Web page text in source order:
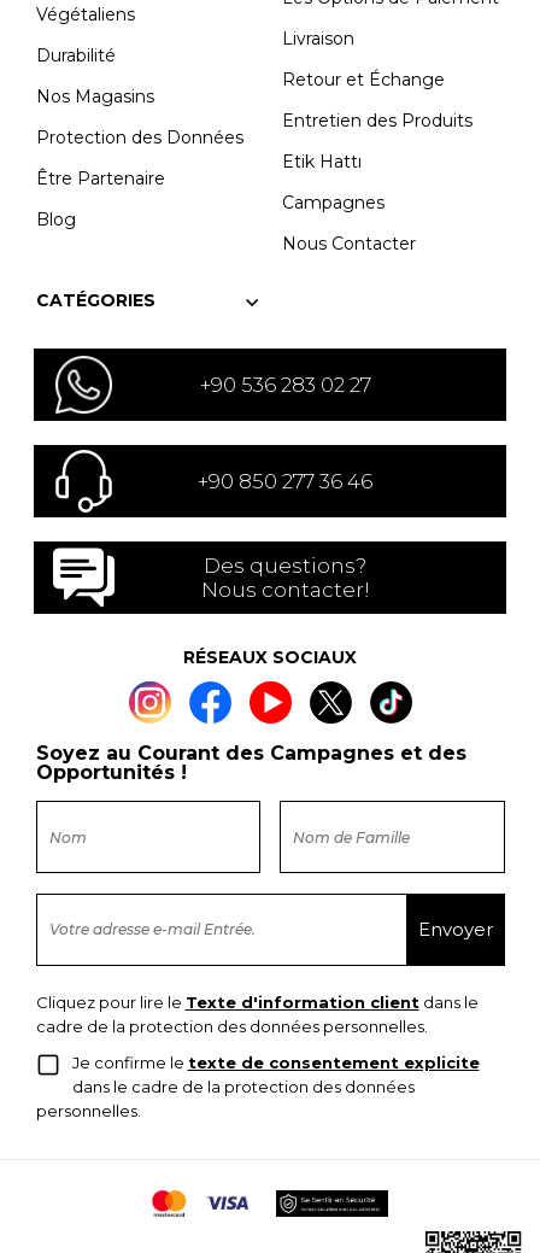
Végétaliens
Durabilité
Nos Magasins
Protection des Données
Être Partenaire
Blog
Livraison
Retour et Échange
Entretien des Produits
Etik Hattı
Campagnes
Nous Contacter
CATÉGORIES
+90 536 283 02 27
+90 850 277 36 46
Des questions?
Nous contacter!
RÉSEAUX SOCIAUX
Soyez au Courant des Campagnes et des
Opportunités !
Cliquez pour lire le Texte d'information clientdans le
cadre de la protection des données personnelles.
Je confirme le texte de consentement explicite
dans le cadre de la protection des données
personnelles.